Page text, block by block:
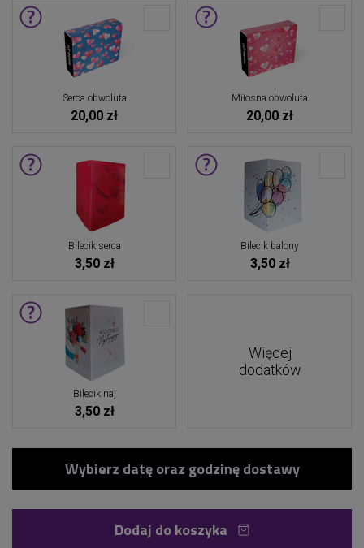
Serca obwoluta
20,00 zł
Miłosna obwoluta
20,00 zł
Bilecik serca
3,50 zł
Bilecik balony
3,50 zł
Bilecik naj
3,50 zł
Więcej
dodatków
Dodaj do koszyka